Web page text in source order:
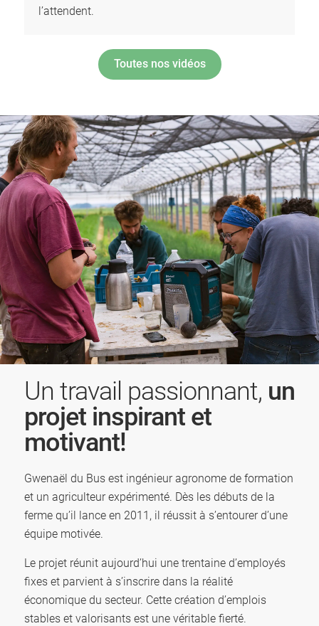
l’attendent.
Toutes nos vidéos
Un travail passionnant, un
projet inspirant et
motivant!
Gwenaël du Bus est ingénieur agronome de formation
et un agriculteur expérimenté. Dès les débuts de la
ferme qu’il lance en 2011, il réussit à s’entourer d’une
équipe motivée.
Le projet réunit aujourd’hui une trentaine d’employés
fixes et parvient à s’inscrire dans la réalité
économique du secteur. Cette création d’emplois
stables et valorisants est une véritable fierté.